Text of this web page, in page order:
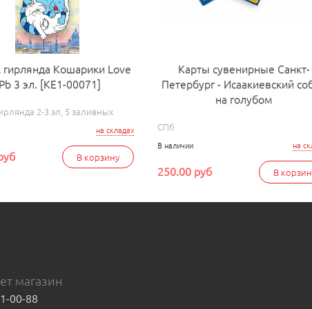
гирлянда Кошарики Love
3 эл. [КЕ1-00071]
2-3 эл, 5 заливных
на складах
В корзину
Карты сувенирные Санкт-
Петербург - Исаакиевский
на голубом
СПб
на
В наличии
В
250.00 руб
магазин
00-88